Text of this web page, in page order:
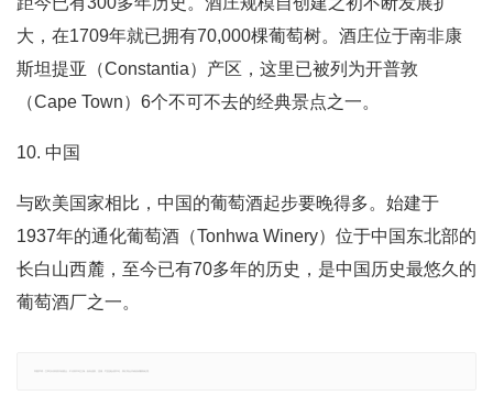
大，在1709年就已拥有70,000棵葡萄树。酒庄位于南非康
斯坦提亚（Constantia）产区，这里已被列为开普敦
（Cape Town）6个不可不去的经典景点之一。
10. 中国
与欧美国家相比，中国的葡萄酒起步要晚得多。始建于
1937年的通化葡萄酒（Tonhwa Winery）位于中国东北部的
长白山西麓，至今已有70多年的历史，是中国历史最悠久的
葡萄酒厂之一。